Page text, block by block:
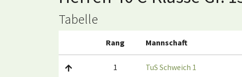
Tabelle
Rang Mannschaft
1 TuS Schweich 1